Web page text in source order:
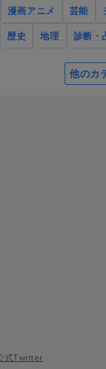
漫画アニメ 芸能
歴史 地理 診断・
他のカ
式Twitter